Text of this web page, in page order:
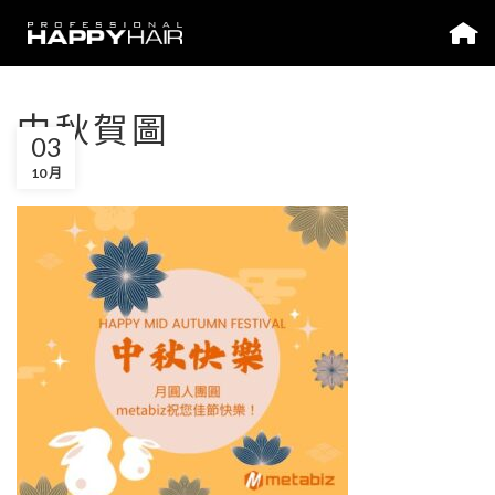
中秋賀圖
03
10 月